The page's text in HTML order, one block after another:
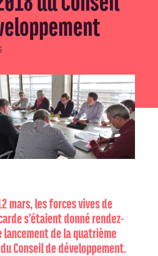
mars, les forces vives de
s’étaient donné rendez-
lancement de la quatrième
Conseil de développement.